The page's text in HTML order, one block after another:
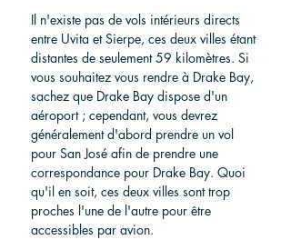
Il n'existe pas de vols intérieurs directs
entre Uvita et Sierpe, ces deux villes étant
distantes de seulement 59 kilomètres. Si
vous souhaitez vous rendre à Drake Bay,
sachez que Drake Bay dispose d'un
aéroport ; cependant, vous devrez
généralement d'abord prendre un vol
pour San José afin de prendre une
correspondance pour Drake Bay. Quoi
qu'il en soit, ces deux villes sont trop
proches l'une de l'autre pour être
accessibles par avion.